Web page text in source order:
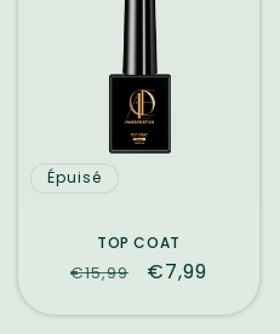
Épuisé
TOP COAT
Prix
€15,99
Prix
promotionnel
€7,99